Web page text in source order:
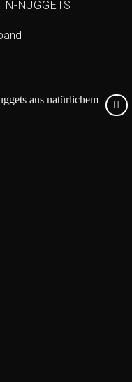
NUGGETS